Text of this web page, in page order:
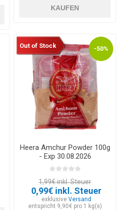
KAUFEN
-50%
Out of Stock
Heera Amchur Powder 100g
- Exp 30.08.2026
1,99€ inkl. Steuer
0,99€ inkl. Steuer
exklusive Versand
entspricht 9,90€ pro 1 kg(s)